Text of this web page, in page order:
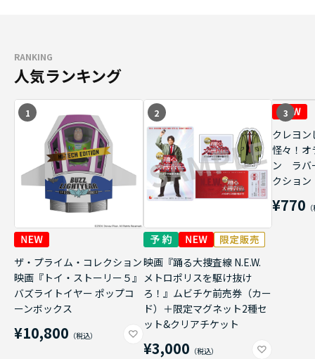
RANKING
人気ランキング
1
ザ・プライム・コレクション
映画『トイ・ストーリー５』
バズライトイヤー ポップコ
ーンボックス
¥10,800
2
映画『踊る大捜査線 N.E.W.
メトロポリスを駆け抜け
ろ！』ムビチケ前売券（カー
ド）＋限定マグネット2種セ
ット&クリアチケット
¥3,000
3
クレヨン
怪々！オ
ン ラバ
クショ
¥770